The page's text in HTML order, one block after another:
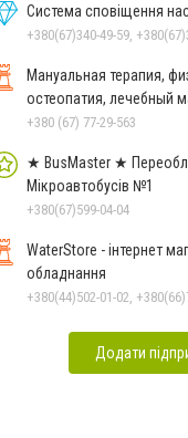
Система сповіщення
+380(67)340-49-59,
Мануальная терапия,
остеопатия, лечебный
+380 (67) 77-29-563
★ BusMaster ★
Мікроавтобусів №1
+380(67)599-04-04
WaterStore - інтернет
обладнання
Додати